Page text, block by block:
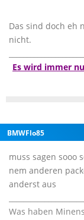
Das sind doch eh
nicht.
Es wird immer
BMWFlo85
muss sagen sooo
nem anderen
anderst aus
Was haben